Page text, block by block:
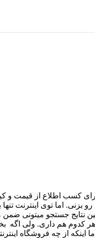
کسب اطلاع از قیمت و
اما توی اینترنت
نتایج جستجو میتونی
کدوم هم داری. ولی
اینکه از چه فروشگاه